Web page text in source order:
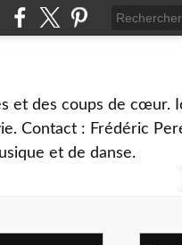
et des coups de cœur.
Contact : Frédéric
et de danse.